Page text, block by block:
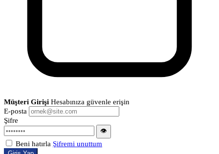
Müşteri Girişi Hesabınıza güvenle erişin
E-posta
Şifre
👁
Beni hatırla Şifremi unuttum